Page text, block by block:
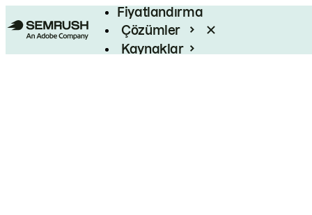
Fiyatlandırma
Çözümler
Kaynaklar